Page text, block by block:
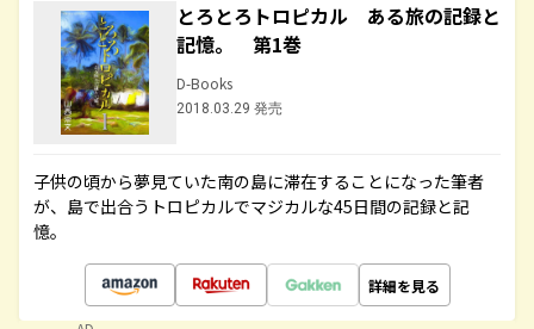
とろとろトロピカル ある旅の記録と
記憶。 第1巻
D-Books
2018.03.29 発売
子供の頃から夢見ていた南の島に滞在することになった筆者
が、島で出合うトロピカルでマジカルな45日間の記録と記
憶。
詳細を見る